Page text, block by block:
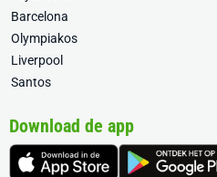
Barcelona
Olympiakos
Liverpool
Santos
Download de app